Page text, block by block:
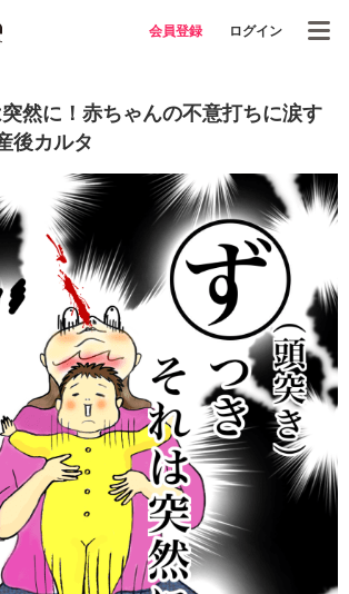
会員登録 ログイン
然に！赤ちゃんの不意打ちに涙す
後カルタ